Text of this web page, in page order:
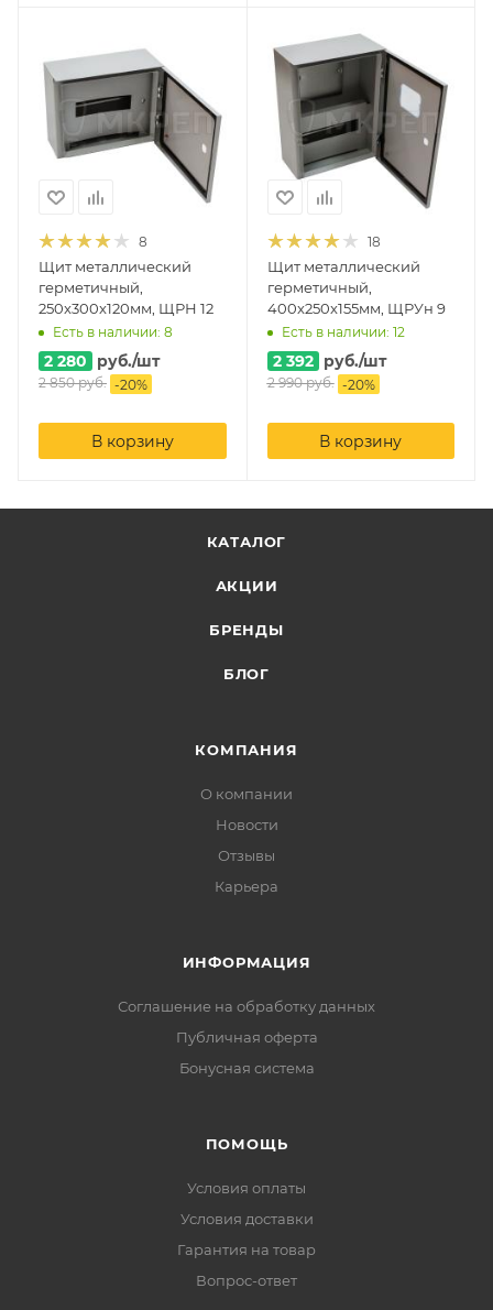
8
Щит металлический
герметичный,
250x300x120мм, ЩРН 12
Есть в наличии: 8
2 280 руб./шт
2 850руб. -20%
В корзину
18
Щит металлический
герметичный,
400x250x155мм, ЩРУн 9
Есть в наличии: 12
2 392 руб./шт
2 990руб. -20%
В корзину
КАТАЛОГ
АКЦИИ
БРЕНДЫ
БЛОГ
КОМПАНИЯ
О компании
Новости
Отзывы
Карьера
ИНФОРМАЦИЯ
Соглашение на обработку данных
Публичная оферта
Бонусная система
ПОМОЩЬ
Условия оплаты
Условия доставки
Гарантия на товар
Вопрос-ответ